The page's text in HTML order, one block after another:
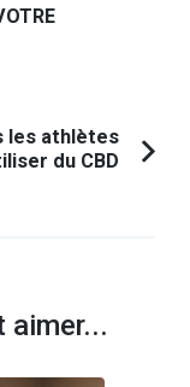
les athlètes
du CBD
aimer...